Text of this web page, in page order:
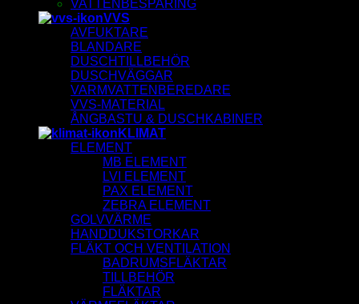
VATTENBESPARING
VVS
AVFUKTARE
BLANDARE
DUSCHTILLBEHÖR
DUSCHVÄGGAR
VARMVATTENBEREDARE
VVS-MATERIAL
ÅNGBASTU & DUSCHKABINER
KLIMAT
ELEMENT
MB ELEMENT
LVI ELEMENT
PAX ELEMENT
ZEBRA ELEMENT
GOLVVÄRME
HANDDUKSTORKAR
FLÄKT OCH VENTILATION
BADRUMSFLÄKTAR
TILLBEHÖR
FLÄKTAR